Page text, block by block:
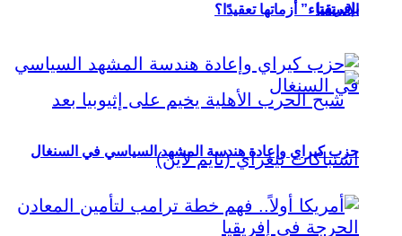
بإفريقيا
الاستفتاء” أزماتها تعقيدًا؟
حزب كيراي وإعادة هندسة المشهد السياسي في السنغال